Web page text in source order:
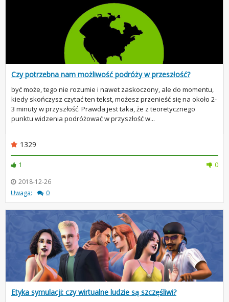
Czy potrzebna nam możliwość podróży w przeszłość?
być może, tego nie rozumie i nawet zaskoczony, ale do momentu,
kiedy skończysz czytać ten tekst, możesz przenieść się na około 2-
3 minuty w przyszłość. Prawda jest taka, że z teoretycznego
punktu widzenia podróżować w przyszłość w...
1329
1
0
2018-12-26
Uwaga:
0
Etyka symulacji: czy wirtualne ludzie są szczęśliwi?